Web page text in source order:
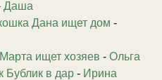
Даша
Дана ищет дом -
ищет хозяев - Ольга
Бублик в дар - Ирина